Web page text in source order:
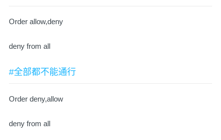
Order allow,deny
deny from all
#全部都不能通行
Order deny,allow
deny from all